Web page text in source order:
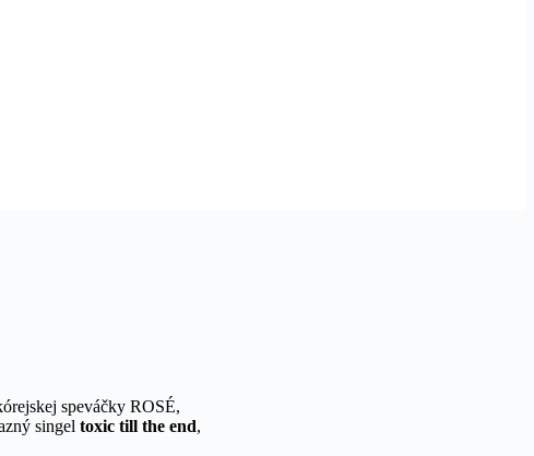
speváčky ROSÉ,
singel toxic till the end,